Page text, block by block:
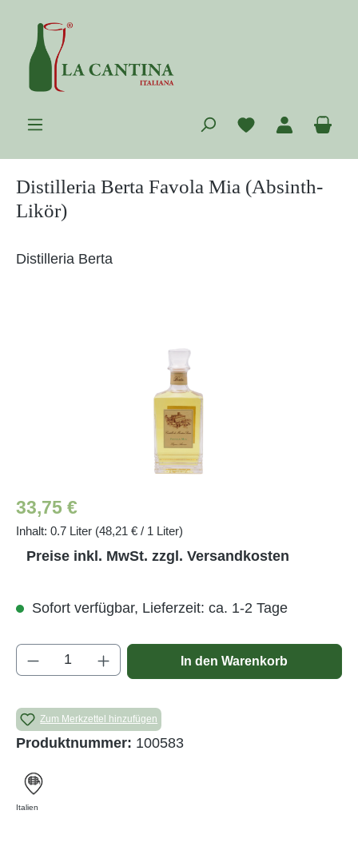
Zum Hauptinhalt springen
Du hast 0
Distilleria Berta Favola Mia (Absinth-
Likör)
Distilleria Berta
Regulärer Preis:
33,75 €
Inhalt: 0.7 Liter (48,21 € / 1 Liter)
Preise inkl. MwSt. zzgl. Versandkosten
Sofort verfügbar, Lieferzeit: ca. 1-2 Tage
Produkt Anzahl: Gib den gewünschten
In den Warenkorb
Zum Merkzettel hinzufügen
Produktnummer: 100583
Italien